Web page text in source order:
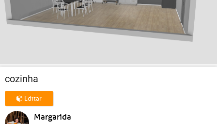
cozinha
Editar
Margarida